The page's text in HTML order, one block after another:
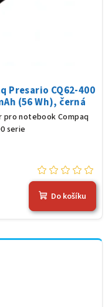
Presario CQ62-400
(56 Wh), černá
pro notebook Compaq
serie
Do košíku